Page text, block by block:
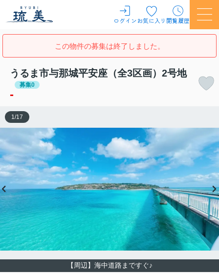
ログインお気に入り 閲覧履歴
この物件の募集は終了しました。
うるま市与那城平安座（全3区画）2号地
募集0
-
【周辺】海中道路まですぐ♪
1 /17